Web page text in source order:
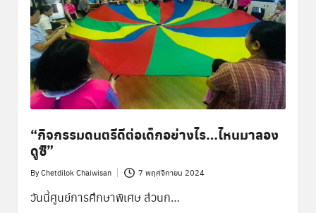
“กิจกรรมดนตรีดีต่อเด็กอย่างไร…ไหนมาลอง
ดูซิ”
Posted
by
ByChetdilok Chaiwisan 7 พฤศจิกายน 2024
วันนี้ศูนย์การศึกษาพิเศษ ส่วนก…